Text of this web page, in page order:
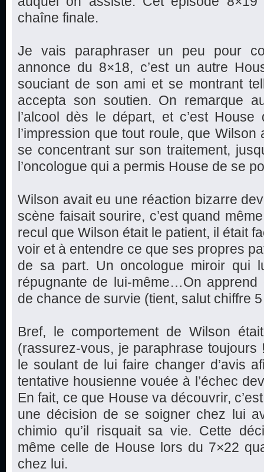
chaîne finale.
Je vais paraphraser un peu pour
annonce du 8×18, c’est un autre
souciant de son ami et se montrant
accepta son soutien. On remarque
l’alcool dès le départ, et c’est
l’impression que tout roule, que
se concentrant sur son traitement,
l’oncologue qui a permis House de se
Wilson avait eu une réaction bizarre
scène faisait sourire, c’est quand
recul que Wilson était le patient, il était
voir et à entendre ce que ses propres
de sa part. Un oncologue miroir qui
répugnante de lui-même…On
de chance de survie (tient, salut chiffre
Bref, le comportement de Wilson
(rassurez-vous, je paraphrase
le soulant de lui faire changer d’avis
tentative housienne vouée à l’échec
En fait, ce que House va découvrir,
une décision de se soigner chez lui
chimio qu’il risquait sa vie. Cette
même celle de House lors du 7×22
chez lui.